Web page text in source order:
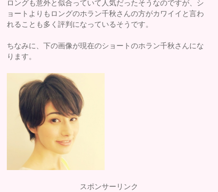
ロングも意外と似合っていて人気だったそうなのですが、シ
ョートよりもロングのホラン千秋さんの方がカワイイと言わ
れることも多く評判になっているそうです。
ちなみに、下の画像が現在のショートのホラン千秋さんにな
ります。
スポンサーリンク